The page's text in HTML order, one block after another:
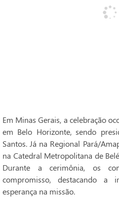
Em Minas Gerais, a celebração
em Belo Horizonte, sendo
Santos. Já na Regional Pará/
na Catedral Metropolitana de
Durante a cerimônia, os
compromisso, destacando
esperança na missão.